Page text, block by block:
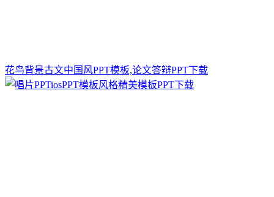
花鸟背景古文中国风PPT模板,论文答辩PPT下载